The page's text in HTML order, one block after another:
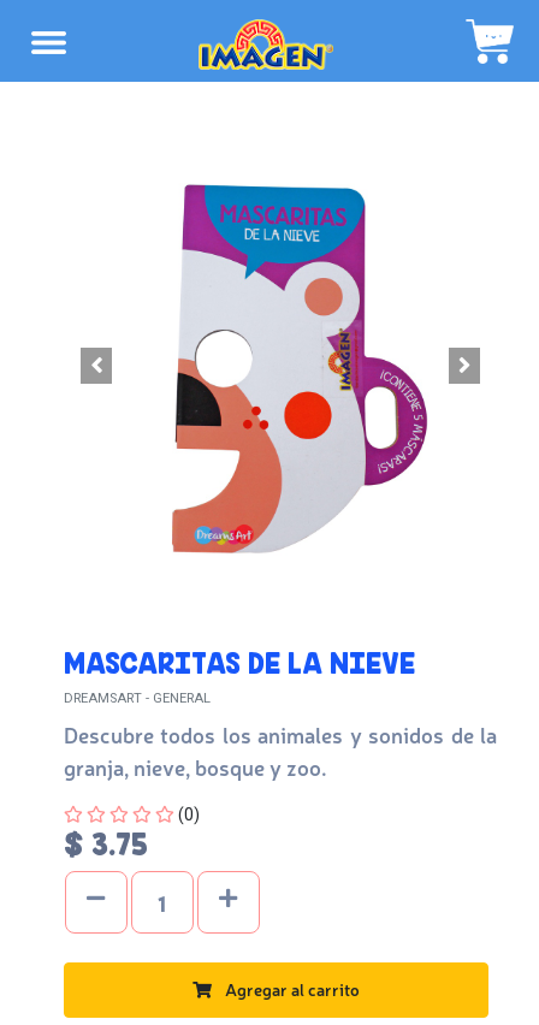
MASCARITAS DE LA NIEVE
DREAMSART - GENERAL
Descubre todos los animales y sonidos de la
granja, nieve, bosque y zoo.
Four out of Five Stars
(0)
$ 3.75
Agregar al carrito